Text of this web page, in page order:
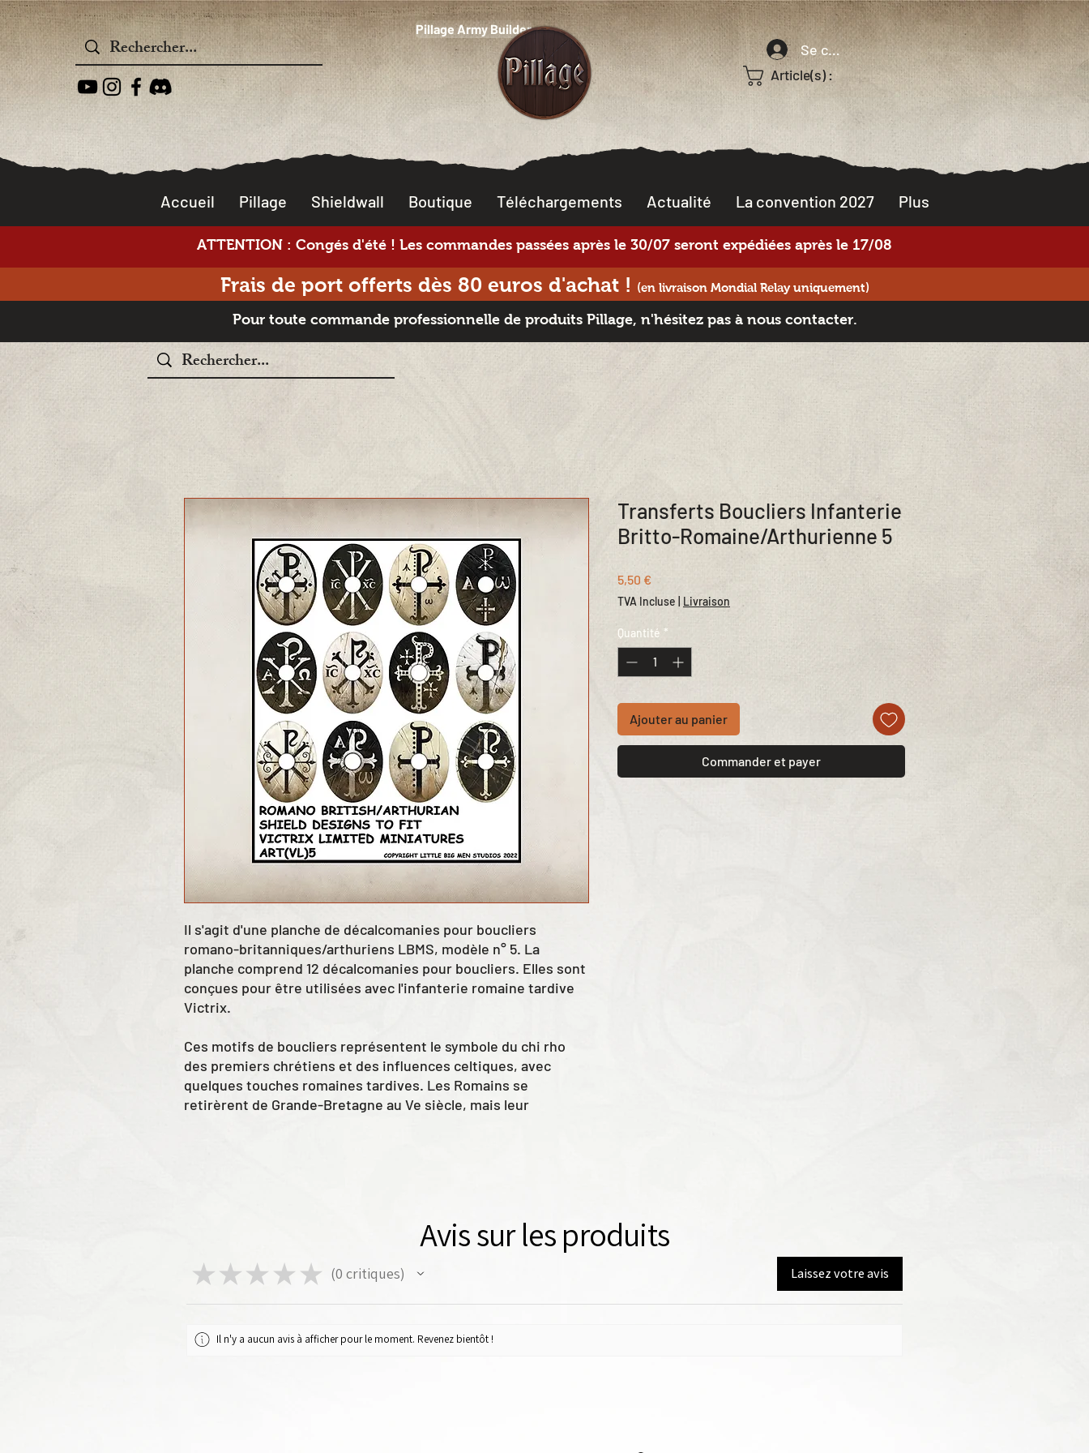
Pillage Army Builder
Se connecter
Article(s) :
Accueil Pillage Shieldwall Boutique Téléchargements Actualité La convention 2027 Plus
ATTENTION : Congés d'été ! Les commandes passées après le 30/07 seront expédiées après le 17/08
Frais de port offerts dès 80 euros d'achat ! (en livraison Mondial Relay uniquement)
Pour toute commande professionnelle de produits Pillage, n'hésitez pas à nous contacter.
Il s'agit d'une planche de décalcomanies pour boucliers
romano-britanniques/arthuriens LBMS, modèle n° 5. La
planche comprend 12 décalcomanies pour boucliers. Elles sont
conçues pour être utilisées avec l'infanterie romaine tardive
Victrix.
Ces motifs de boucliers représentent le symbole du chi rho
des premiers chrétiens et des influences celtiques, avec
quelques touches romaines tardives. Les Romains se
retirèrent de Grande-Bretagne au Ve siècle, mais leur
Transferts Boucliers Infanterie
Britto-Romaine/Arthurienne 5
5,50 €Prix
TVA Incluse Livraison
Quantité *
Ajouter au panier
Commander et payer
Avis sur les produits
★ ★ ★ ★ ★ 0 critiques
0 Laissez votre avis
Il n'y a aucun avis à afficher pour le moment. Revenez bientôt !